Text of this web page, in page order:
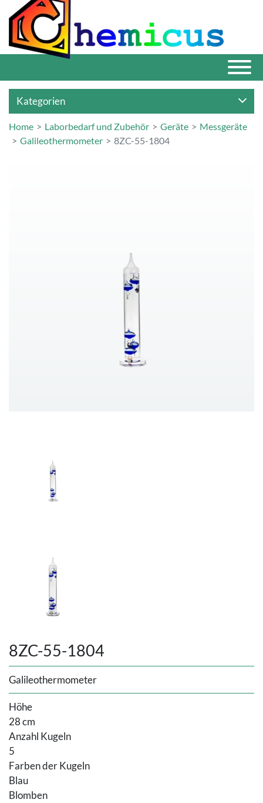
Kategorien
Home Laborbedarf und Zubehör Geräte
Messgeräte
Galileothermometer
8ZC-55-1804
8ZC-55-1804
Galileothermometer
Höhe
28 cm
Anzahl Kugeln
5
Farben der Kugeln
Blau
Blomben